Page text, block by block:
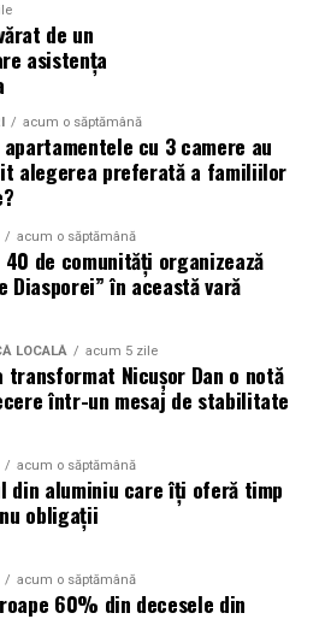
în contextul
asociate evenimentelor
public ridicat, de
teama utilizatorilor că ar putea
Mesajele care anunță
acces limitat la o transmisie
pot determina utilizatorii să
verifica sursa.
iulie, iar specialiștii anticipează
frauduloase în perioada
utilizate pretexte se numără
revândute, pariurile,
și falsele oferte de călătorie.
tot mai complexe,
lunii iunie robo_Folks,
într-un panou de hosting
efectua, la cererea
securității site-ului, care
de un
asistența
acum o săptămână
apartamentele cu 3 camere au
alegerea preferată a familiilor
acum o săptămână
40 de comunități organizează
Diasporei” în această vară
LOCALĂ acum 5 zile
transformat Nicușor Dan o notă
într-un mesaj de stabilitate
acum o săptămână
din aluminiu care îți oferă timp
obligații
acum o săptămână
60% din decesele din